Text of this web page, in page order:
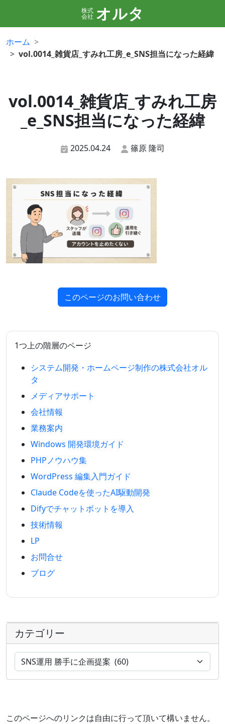
株式
会社 オルタ
ホーム
vol.0014_雑貨店_すみれ工房_e_SNS担当になった経緯
vol.0014_雑貨店_すみれ工房
_e_SNS担当になった経緯
2025.04.24 篠原 隆司
このページのお問い合わせ
1つ上の階層のページ
システム開発・ホームページ制作の株式会社オル
タ
メディアサポート
会社情報
業務案内
Windows 開発環境ガイド
PHPノウハウ集
WordPress 編集入門ガイド
Claude Codeを使ったAI駆動開発
Difyでチャットボットを導入
技術情報
LP
お問合せ
ブログ
カテゴリー
このページへのリンクは自由に行って頂いて構いません。